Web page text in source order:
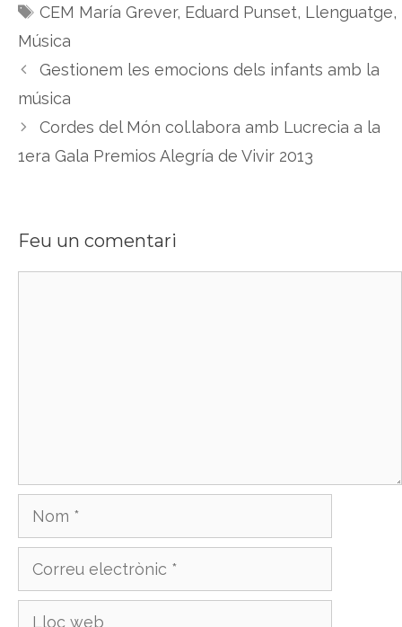
Etiquetes
CEM María Grever, Eduard Punset, Llenguatge,
Música
Gestionem les emocions dels infants amb la
música
Cordes del Món col.labora amb Lucrecia a la
1era Gala Premios Alegría de Vivir 2013
Feu un comentari
Nom
Correu
Lloc